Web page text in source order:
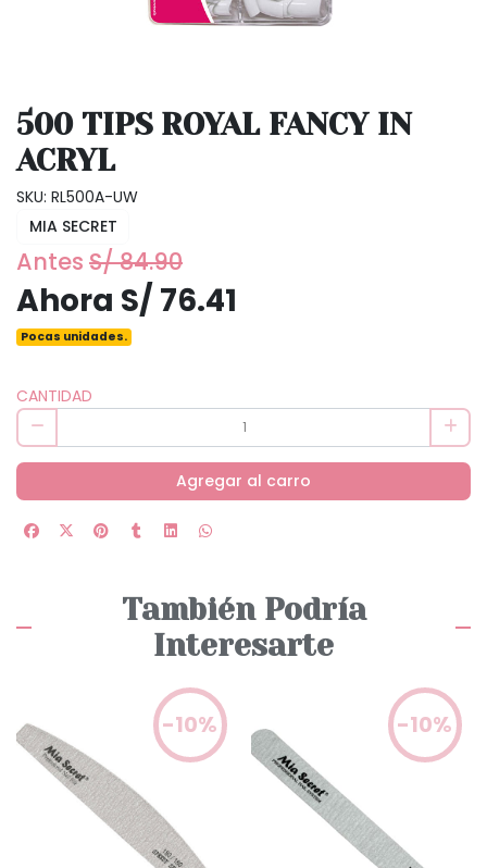
500 TIPS ROYAL FANCY IN
ACRYL
SKU: RL500A-UW
MIA SECRET
Antes S/ 84.90
Ahora S/ 76.41
Pocas unidades.
CANTIDAD
Agregar al carro
También Podría
Interesarte
-10% -10%